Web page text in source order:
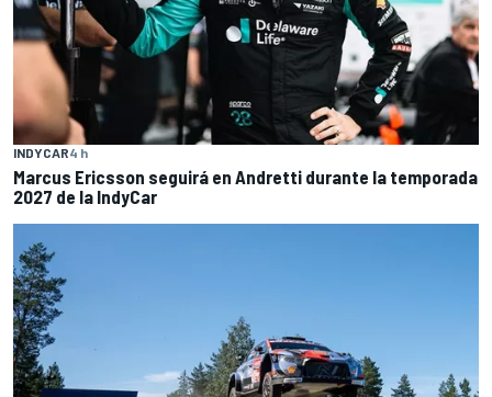
INDYCAR4 h
Marcus Ericsson seguirá en Andretti durante la temporada
2027 de la IndyCar